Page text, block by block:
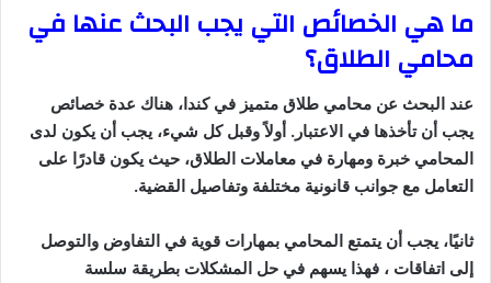
ما هي الخصائص التي يجب البحث عنها في
محامي الطلاق؟
عند البحث عن محامي طلاق متميز في كندا، هناك عدة خصائص
يجب أن تأخذها في الاعتبار. أولاً وقبل كل شيء، يجب أن يكون لدى
المحامي خبرة ومهارة في معاملات الطلاق، حيث يكون قادرًا على
التعامل مع جوانب قانونية مختلفة وتفاصيل القضية.
ثانيًا، يجب أن يتمتع المحامي بمهارات قوية في التفاوض والتوصل
إلى اتفاقات ، فهذا يسهم في حل المشكلات بطريقة سلسة